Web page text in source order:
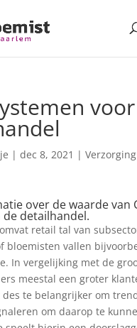
| dec 8, 2021 | Verzorging
over de waarde van
detailhandel.
retail tal van
bloemisten vallen
In vergelijking met de
meestal een groter
te belangrijker om
om daarop te